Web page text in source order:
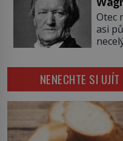
věcí
za
růst
[…]
je
Otec
asi
jen
NENECHTE SI